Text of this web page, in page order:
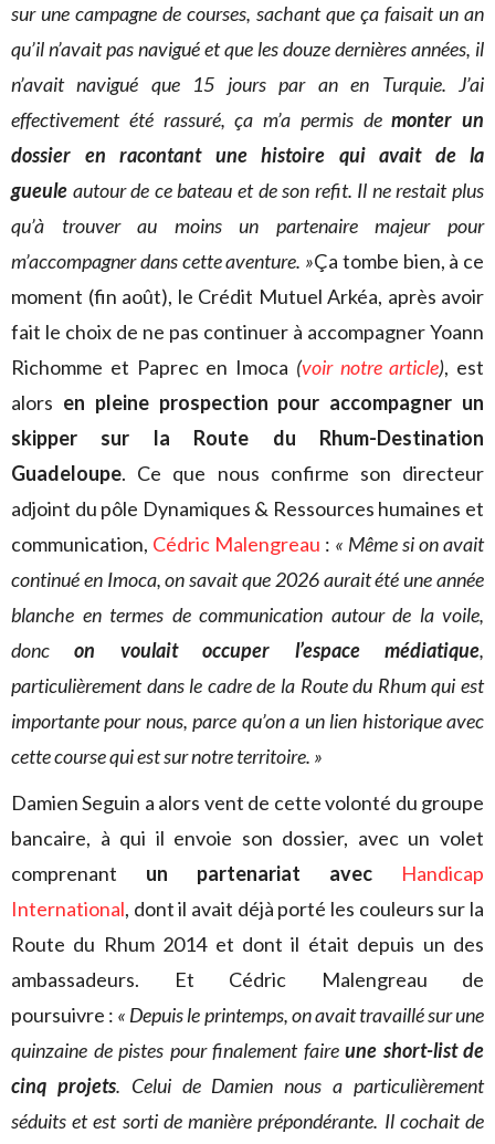
sur une campagne de courses, sachant que ça faisait un an
qu’il n’avait pas navigué et que les douze dernières années, il
n’avait navigué que 15 jours par an en Turquie. J’ai
effectivement été rassuré, ça m’a permis demonter un
dossier en racontant une histoire qui avait de la
gueule autour de ce bateau et de son refit. Il ne restait plus
qu’à trouver au moins un partenaire majeur pour
m’accompagner dans cette aventure. »Ça tombe bien, à ce
moment (fin août), le Crédit Mutuel Arkéa, après avoir
fait le choix de ne pas continuer à accompagner Yoann
Richomme et Paprec en Imoca (voir notre article), est
alors en pleine prospection pour accompagner un
skipper sur la Route du Rhum-Destination
Guadeloupe. Ce que nous confirme son directeur
adjoint du pôle Dynamiques & Ressources humaines et
communication, Cédric Malengreau : « Même si on avait
continué en Imoca, on savait que 2026 aurait été une année
blanche en termes de communication autour de la voile,
doncon voulait occuper l’espace médiatique,
particulièrement dans le cadre de la Route du Rhum qui est
importante pour nous, parce qu’on a un lien historique avec
cette course qui est sur notre territoire. »
Damien Seguin a alors vent de cette volonté du groupe
bancaire, à qui il envoie son dossier, avec un volet
comprenant un partenariat avec
Handicap
International, dont il avait déjà porté les couleurs sur la
Route du Rhum 2014 et dont il était depuis un des
ambassadeurs. Et Cédric Malengreau de
poursuivre : « Depuis le printemps, on avait travaillé sur une
quinzaine de pistes pour finalement faire une short-list de
cinq projets. Celui de Damien nous a particulièrement
séduits et est sorti de manière prépondérante. Il cochait de